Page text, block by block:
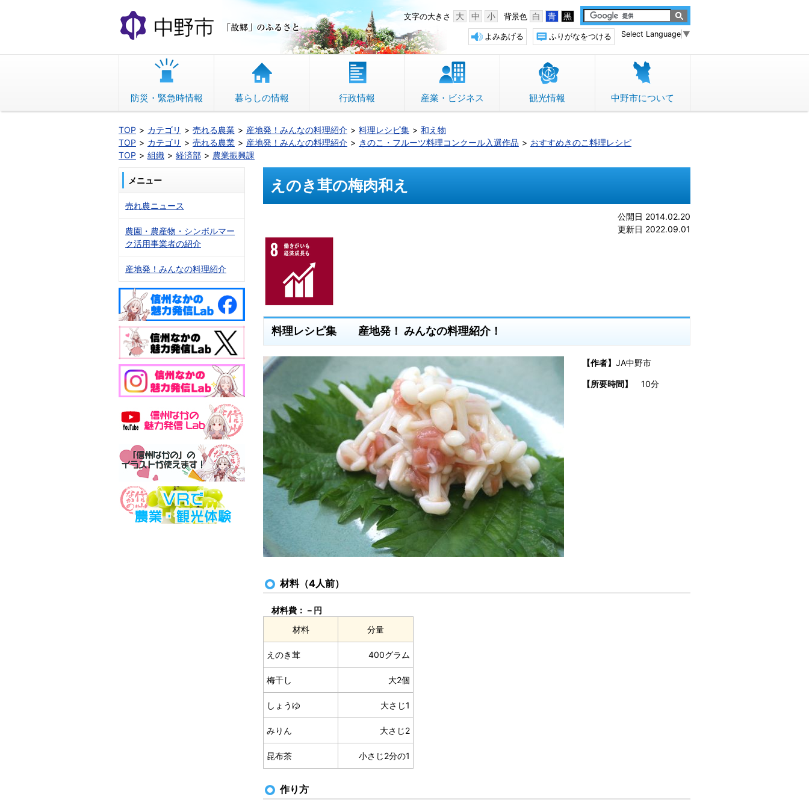
文
へ
動
中野市 「故郷」のふるさと 背景色 白 青 黒
文字の大きさ 大 中 小
Select Language ▼
ふりがなをつける
よみあげる
防災・緊急時情報 暮らしの情報 行政情報 産業・ビジネス 観光情報 中野市について
TOP カテゴリ 売れる農業 産地発！みんなの料理紹介 料理レシピ集
和え物
TOP
カテゴリ 売れる農業 産地発！みんなの料理紹介 きのこ・フルーツ料理コンクール入選作品
おすすめきのこ料理レシピ
TOP
組織 経済部 農業振興課
えのき茸の梅肉和え
公開日 2014.02.20
更新日 2022.09.01
料理レシピ集 産地発！ みんなの料理紹介！
【作者】 JA中野市
【所要時間】 10分
材料（4人前）
材料費：－円
材料
分量
えのき茸 400グラム
梅干し 大2個
しょうゆ 大さじ1
みりん 大さじ2
昆布茶 小さじ2分の1
作り方
メニュー
売れ農ニュース
農園・農産物・シンボルマー
ク活用事業者の紹介
産地発！みんなの料理紹介